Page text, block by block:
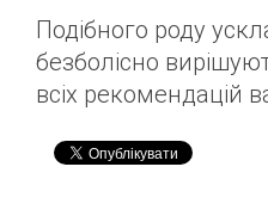
Подібного роду
безболісно
всіх рекомендацій